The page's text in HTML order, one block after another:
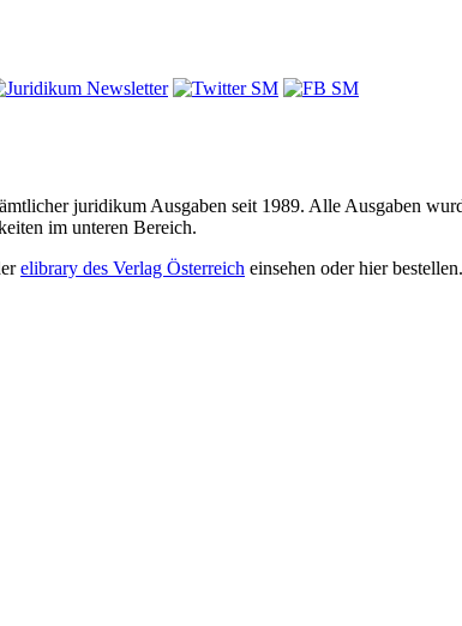
juridikum Ausgaben seit 1989. Alle Ausgaben
im unteren Bereich.
elibrary des Verlag Österreich einsehen oder hier bestellen.